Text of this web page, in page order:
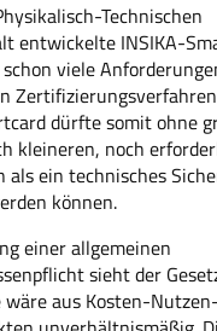
Technischen
entwickelte INSIKA-
viele
dürfte somit ohne
kleineren, noch
als ein technisches
können.
einer allgemeinen
sieht der
wäre aus Kosten-Nutzen-